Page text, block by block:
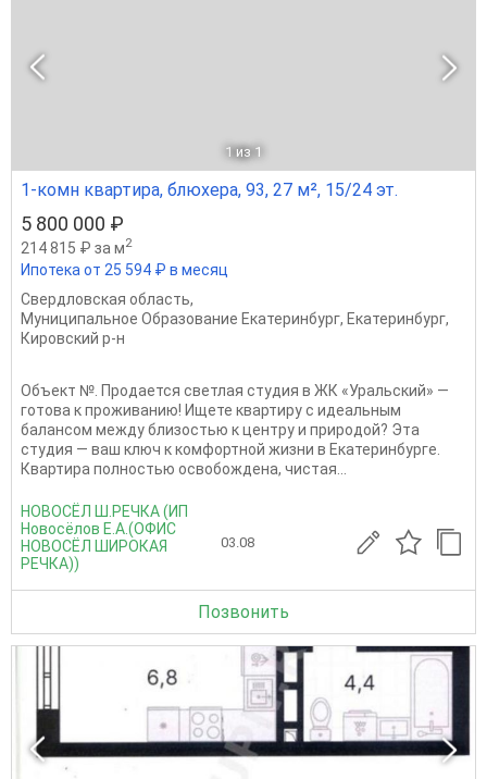
1 из 1
1-комн квартира, блюхера, 93, 27 м², 15/24 эт.
5 800 000 ₽
214 815 ₽ за м2
Ипотека от 25 594 ₽ в месяц
Свердловская область,
Муниципальное Образование Екатеринбург, Екатеринбург,
Кировский р-н
Объект №. Продается светлая студия в ЖК «Уральский» —
готова к проживанию! Ищете квартиру с идеальным
балансом между близостью к центру и природой? Эта
студия — ваш ключ к комфортной жизни в Екатеринбурге.
Квартира полностью освобождена, чистая...
НОВОСЁЛ Ш.РЕЧКА (ИП
Новосёлов Е.А.(ОФИС
НОВОСЁЛ ШИРОКАЯ
РЕЧКА))
03.08
Позвонить